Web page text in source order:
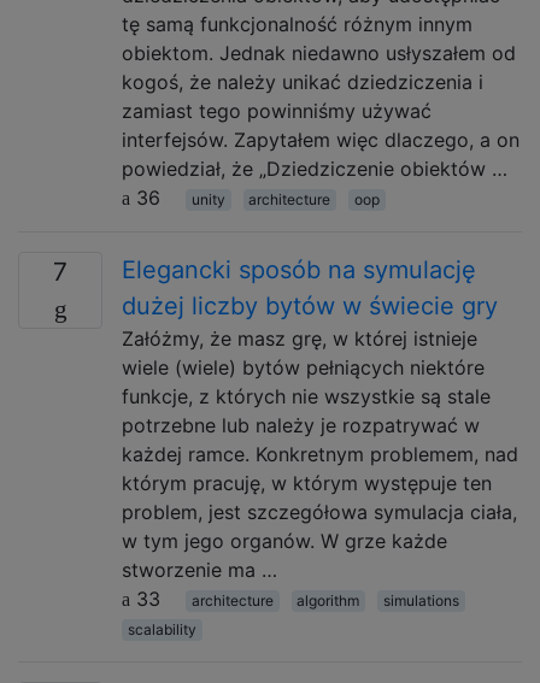
tę samą funkcjonalność różnym innym
obiektom. Jednak niedawno usłyszałem od
kogoś, że należy unikać dziedziczenia i
zamiast tego powinniśmy używać
interfejsów. Zapytałem więc dlaczego, a on
powiedział, że „Dziedziczenie obiektów …
36
unity architecture oop
7
Elegancki sposób na symulację
dużej liczby bytów w świecie gry
Załóżmy, że masz grę, w której istnieje
wiele (wiele) bytów pełniących niektóre
funkcje, z których nie wszystkie są stale
potrzebne lub należy je rozpatrywać w
każdej ramce. Konkretnym problemem, nad
którym pracuję, w którym występuje ten
problem, jest szczegółowa symulacja ciała,
w tym jego organów. W grze każde
stworzenie ma …
33
architecture algorithm
simulations
scalability